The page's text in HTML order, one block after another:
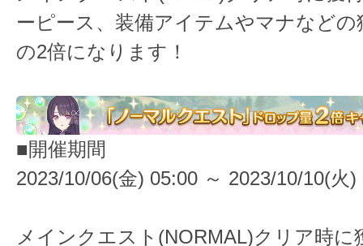
ーピース、装備アイテムやマナなどの
の2倍になります！
■開催期間
2023/10/06(金) 05:00 ～ 2023/10/10(火)
メインクエスト(NORMAL)クリア時に